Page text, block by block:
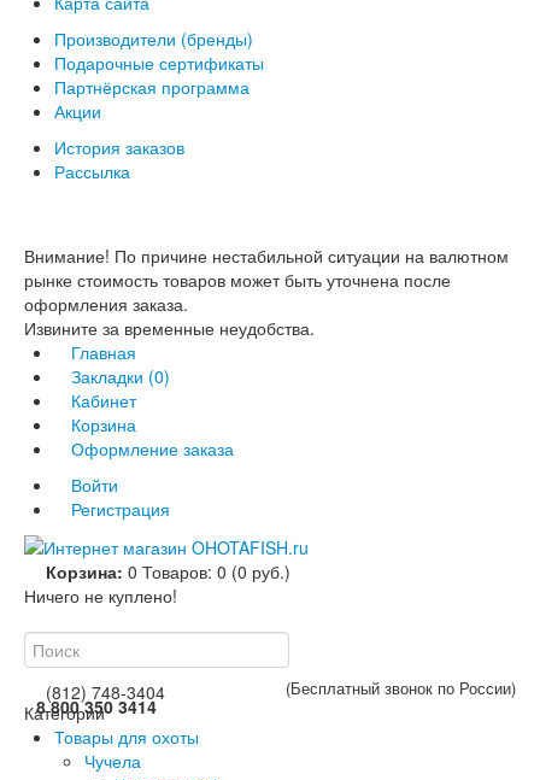
Производители (бренды)
Подарочные сертификаты
Партнёрская программа
Акции
История заказов
Рассылка
Внимание! По причине нестабильной ситуации на валютном
рынке стоимость товаров может быть уточнена после
оформления заказа.
Извините за временные неудобства.
Главная
Закладки (0)
Кабинет
Корзина
Оформление заказа
Войти
Регистрация
Корзина: 0 Товаров: 0 (0 руб.)
Ничего не куплено!
(812) 748-3404
8 800 350 3414
(Бесплатный звонок по России)
Категории
Товары для охоты
Чучела